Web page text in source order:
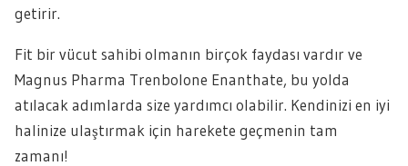
getirir.
Fit bir vücut sahibi olmanın birçok faydası vardır ve
Magnus Pharma Trenbolone Enanthate, bu yolda
atılacak adımlarda size yardımcı olabilir. Kendinizi en iyi
halinize ulaştırmak için harekete geçmenin tam
zamanı!